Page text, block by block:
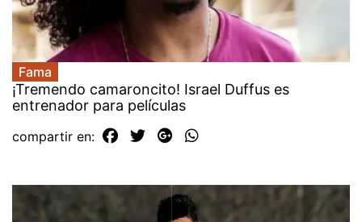
Fama
¡Tremendo camaroncito! Israel Duffus es
entrenador para películas
compartir en: